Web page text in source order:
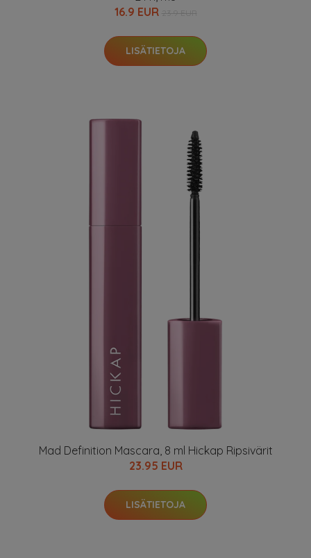
16.9 EUR
LISÄTIETOJA
Mad Definition Mascara, 8 ml Hickap Ripsivärit
23.95 EUR
LISÄTIETOJA